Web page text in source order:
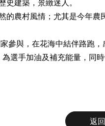
史建築，景緻迷人。
的農村風情；尤其是今年
參與，在花海中結伴路跑
選手加油及補充能量，同
返